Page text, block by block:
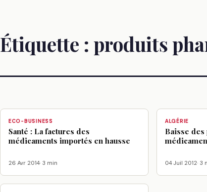
Étiquette : produits
ECO-BUSINESS
Santé : La factures des
médicaments importés en hausse
26 Avr 2014· 3 min
ALGÉRIE
Baisse des
04 Juil 2012· 3